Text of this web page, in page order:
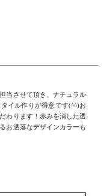
当させて頂き、ナチュラル
イル作りが得意です(^^)お
わります！赤みを消した透
お洒落なデザインカラーも